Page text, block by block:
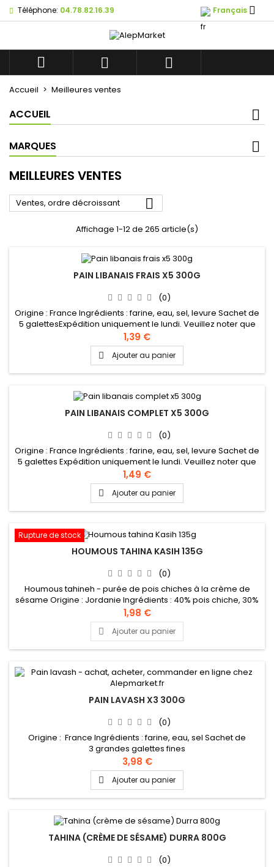
Téléphone: 04.78.82.16.39 Français 
  
Accueil Meilleures ventes
ACCUEIL
MARQUES
MEILLEURES VENTES
Ventes, ordre décroissant 
Affichage 1-12 de 265 article(s)
PAIN LIBANAIS FRAIS X5 300G
(0)
Origine : France Ingrédients : farine, eau, sel, levure Sachet de
5 galettesExpédition uniquement le lundi. Veuillez noter que
dès l'expédition la livraison prend entre 1 et 3 jours ouvrables
en France (jusqu'à 5 jours pour l'étranger). Nous ne pouvons
donc pas garantir le fait que le pain reste frais jusqu'à la
livraison, notamment avec les...
1,39 €
 Ajouter au panier
PAIN LIBANAIS COMPLET X5 300G
(0)
Origine : France Ingrédients : farine, eau, sel, levure Sachet de
5 galettes Expédition uniquement le lundi. Veuillez noter que
dès l'expédition la livraison prend entre 1 et 3 jours ouvrables
en France (jusqu'à 5 jours pour l'étranger). Nous ne pouvons
donc pas garantir le fait que le pain reste frais jusqu'à la
livraison, notamment avec les températures...
1,49 €
 Ajouter au panier
Rupture de stock
HOUMOUS TAHINA KASIH 135G
(0)
Houmous tahineh - purée de pois chiches à la crème de
sésame Origine : Jordanie Ingrédients : 40% pois chiche, 30%
tahini, 28% eau, 1% sel, 1% acidifiant (acide citrique)Une fois
ouvert, conserver au réfrigérateur et consommer dans les
trois jours.
1,98 €
 Ajouter au panier
PAIN LAVASH X3 300G
(0)
Origine : France Ingrédients : farine, eau, sel Sachet de
3 grandes galettes fines
3,98 €
 Ajouter au panier
TAHINA (CRÈME DE SÉSAME) DURRA 800G
(0)
Mes listes d'envies ×
add_circle_outline
Créer une nouvelle liste
((modalTitle)) ×
((confirmMessage))
((cancelText))
((title)) ×
((label))
Connexion ×
Vous devez être connecté pour ajouter des produits
à votre liste d'envies.